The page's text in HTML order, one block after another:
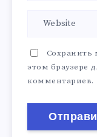
Сохранить
этом браузере
комментариев.